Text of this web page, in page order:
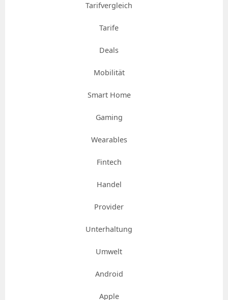
Tarifvergleich
Tarife
Deals
Mobilität
Smart Home
Gaming
Wearables
Fintech
Handel
Provider
Unterhaltung
Umwelt
Android
Apple